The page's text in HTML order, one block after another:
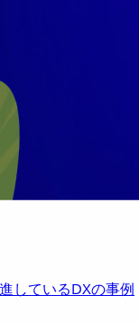
しているDXの事例